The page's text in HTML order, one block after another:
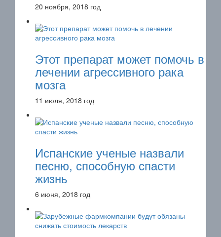
20 ноября, 2018 год
Этот препарат может помочь в
лечении агрессивного рака
мозга
11 июля, 2018 год
Испанские ученые назвали
песню, способную спасти
жизнь
6 июня, 2018 год